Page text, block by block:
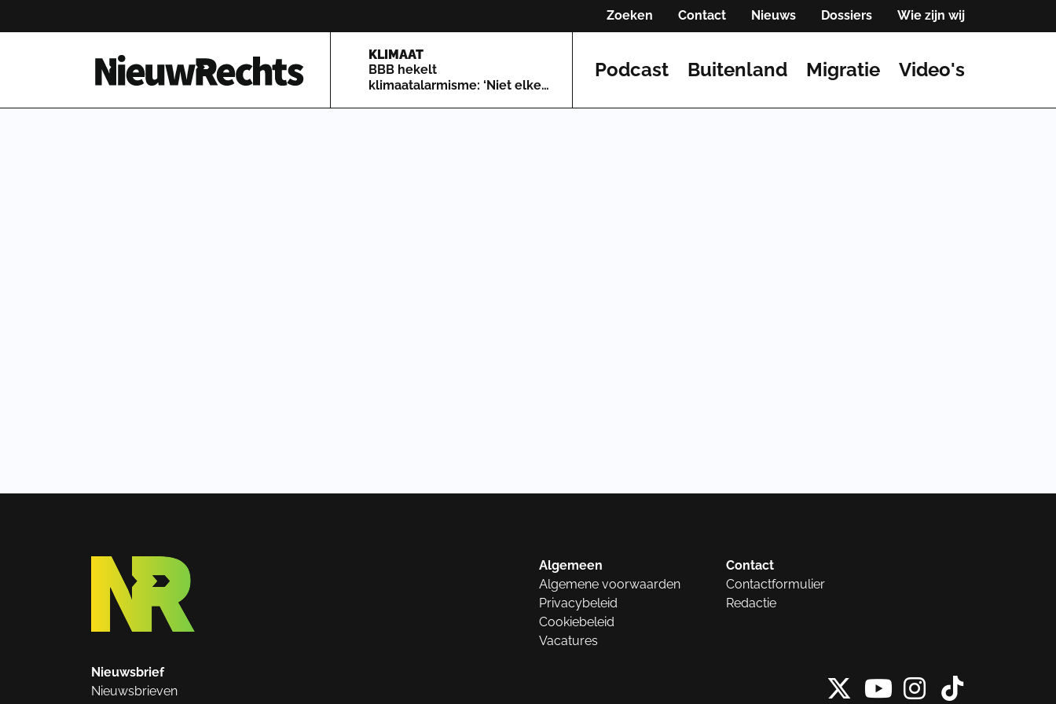
Zoeken Contact Nieuws Dossiers Wie zijn wij
Homepage van NieuwRechts
KLIMAAT
BBB hekelt
klimaatalarmisme: ‘Niet elke
Podcast Buitenland Migratie Video's
Algemeen
Algemene voorwaarden
Privacybeleid
Cookiebeleid
Vacatures
Contact
Contactformulier
Redactie
Nieuwsbrief
Nieuwsbrieven
X vanInstagram
Tiktok